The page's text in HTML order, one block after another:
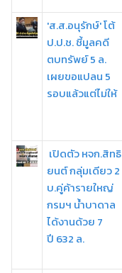
'ส.ส.อนุรักษ์' โต้
ป.ป.ช. ชี้มูลคดี
ตบทรัพย์ 5 ล.
เผยขอแปลน 5
รอบแล้วแต่ไม่ให้
เปิดตัว หจก.สิทธิ
ยนต์ กลุ่มเดียว 2
บ.คู่ค้ารายใหญ่
กรมฯ น้ำบาดาล
ได้งานด้วย 7
ปี 632 ล.